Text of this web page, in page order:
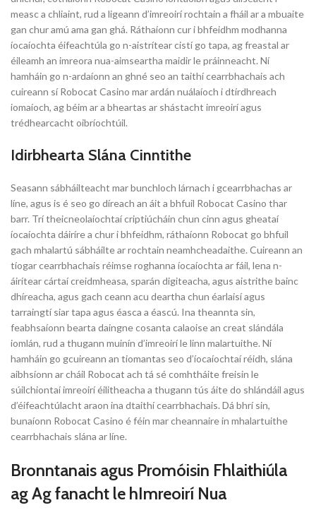
measc a chliaint, rud a ligeann d’imreoirí rochtain a fháil ar a mbuaite
gan chur amú ama gan ghá. Ráthaíonn cur i bhfeidhm modhanna
íocaíochta éifeachtúla go n-aistrítear cistí go tapa, ag freastal ar
éileamh an imreora nua-aimseartha maidir le práinneacht. Ní
hamháin go n-ardaíonn an ghné seo an taithí cearrbhachais ach
cuireann sí Robocat Casino mar ardán nuálaíoch i dtírdhreach
iomaíoch, ag béim ar a bheartas ar shástacht imreoirí agus
trédhearcacht oibríochtúil.
Idirbhearta Slána Cinntithe
Seasann sábháilteacht mar bunchloch lárnach i gcearrbhachas ar
líne, agus is é seo go díreach an áit a bhfuil Robocat Casino thar
barr. Trí theicneolaíochtaí criptiúcháin chun cinn agus gheataí
íocaíochta dáiríre a chur i bhfeidhm, ráthaíonn Robocat go bhfuil
gach mhalartú sábháilte ar rochtain neamhcheadaithe. Cuireann an
tíogar cearrbhachais réimse roghanna íocaíochta ar fáil, lena n-
áirítear cártaí creidmheasa, sparán digiteacha, agus aistrithe bainc
dhíreacha, agus gach ceann acu deartha chun éarlaisí agus
tarraingtí siar tapa agus éasca a éascú. Ina theannta sin,
feabhsaíonn bearta daingne cosanta calaoise an creat slándála
iomlán, rud a thugann muinín d’imreoirí le linn malartuithe. Ní
hamháin go gcuireann an tiomantas seo d’íocaíochtaí réidh, slána
aibhsíonn ar cháil Robocat ach tá sé comhtháite freisin le
súilchiontaí imreoirí éilitheacha a thugann tús áite do shlándáil agus
d’éifeachtúlacht araon ina dtaithí cearrbhachais. Dá bhrí sin,
bunaíonn Robocat Casino é féin mar cheannaire in mhalartuithe
cearrbhachais slána ar líne.
Bronntanais agus Promóisin Fhlaithiúla
ag Ag fanacht le hImreoirí Nua